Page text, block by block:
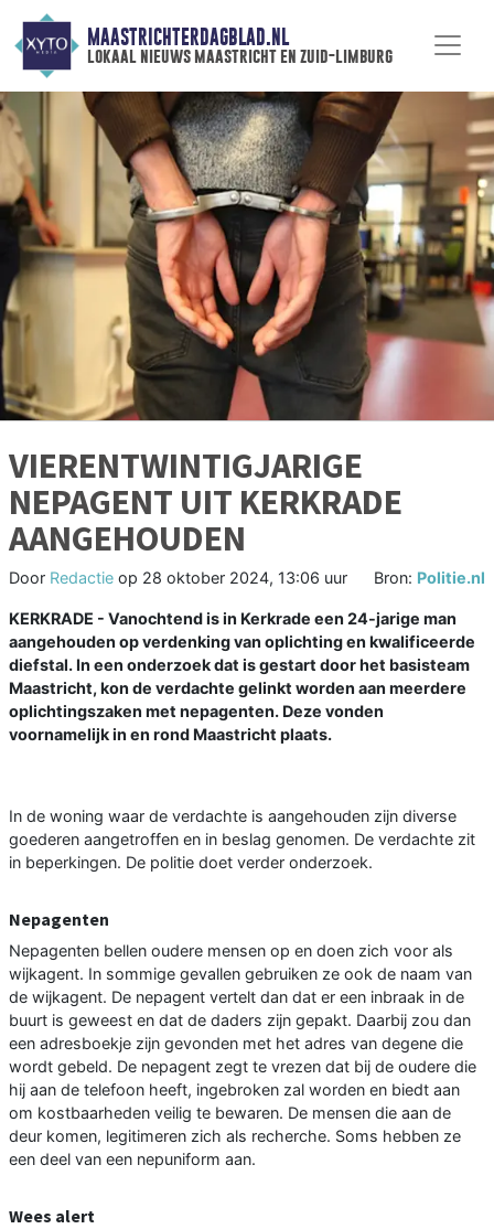
MAASTRICHTERDAGBLAD.NL
lokaal nieuws maastricht en zuid-limburg
VIERENTWINTIGJARIGE
NEPAGENT UIT KERKRADE
AANGEHOUDEN
Door Redactie op 28 oktober 2024, 13:06 uur Bron: Politie.nl
KERKRADE - Vanochtend is in Kerkrade een 24-jarige man
aangehouden op verdenking van oplichting en kwalificeerde
diefstal. In een onderzoek dat is gestart door het basisteam
Maastricht, kon de verdachte gelinkt worden aan meerdere
oplichtingszaken met nepagenten. Deze vonden
voornamelijk in en rond Maastricht plaats.
In de woning waar de verdachte is aangehouden zijn diverse
goederen aangetroffen en in beslag genomen. De verdachte zit
in beperkingen. De politie doet verder onderzoek.
Nepagenten
Nepagenten bellen oudere mensen op en doen zich voor als
wijkagent. In sommige gevallen gebruiken ze ook de naam van
de wijkagent. De nepagent vertelt dan dat er een inbraak in de
buurt is geweest en dat de daders zijn gepakt. Daarbij zou dan
een adresboekje zijn gevonden met het adres van degene die
wordt gebeld. De nepagent zegt te vrezen dat bij de oudere die
hij aan de telefoon heeft, ingebroken zal worden en biedt aan
om kostbaarheden veilig te bewaren. De mensen die aan de
deur komen, legitimeren zich als recherche. Soms hebben ze
een deel van een nepuniform aan.
Wees alert